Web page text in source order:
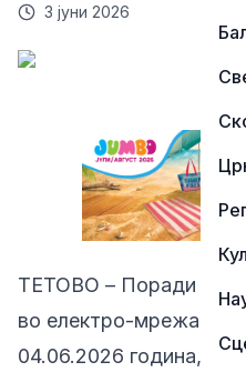
3 јуни 2026
ТЕТОВО – Поради
во електро-мрежата,
04.06.2026 година,